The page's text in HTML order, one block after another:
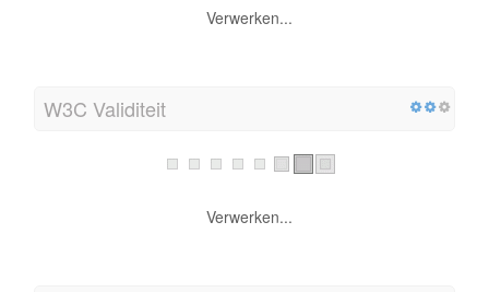
Verwerken...
W3C Validiteit
Verwerken...